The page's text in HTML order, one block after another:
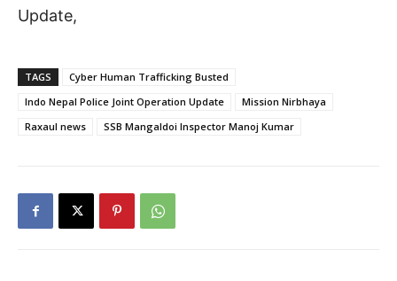
Update,
TAGS
Cyber Human Trafficking Busted
Indo Nepal Police Joint Operation Update
Mission Nirbhaya
Raxaul news
SSB Mangaldoi Inspector Manoj Kumar